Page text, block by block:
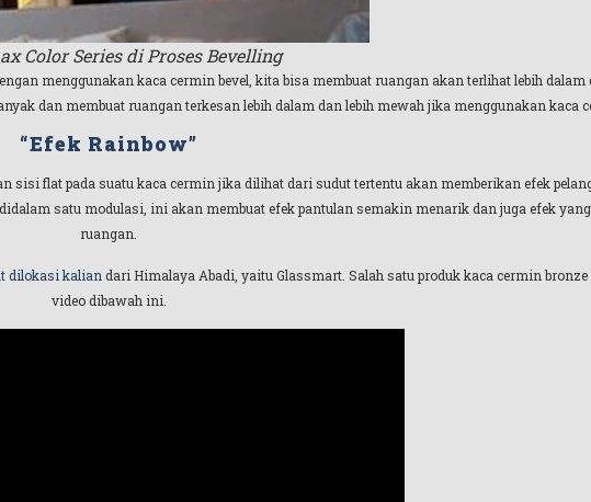
Color Series di Proses Bevelling
menggunakan kaca cermin bevel, kita bisa membuat ruangan akan terlihat lebih dalam
dan membuat ruangan terkesan lebih dalam dan lebih mewah jika menggunakan kaca
“Efek Rainbow”
flat pada suatu kaca cermin jika dilihat dari sudut tertentu akan memberikan efek
satu modulasi, ini akan membuat efek pantulan semakin menarik dan juga efek
ruangan.
dilokasi kalian dari Himalaya Abadi, yaitu Glassmart. Salah satu produk kaca cermin
video dibawah ini.